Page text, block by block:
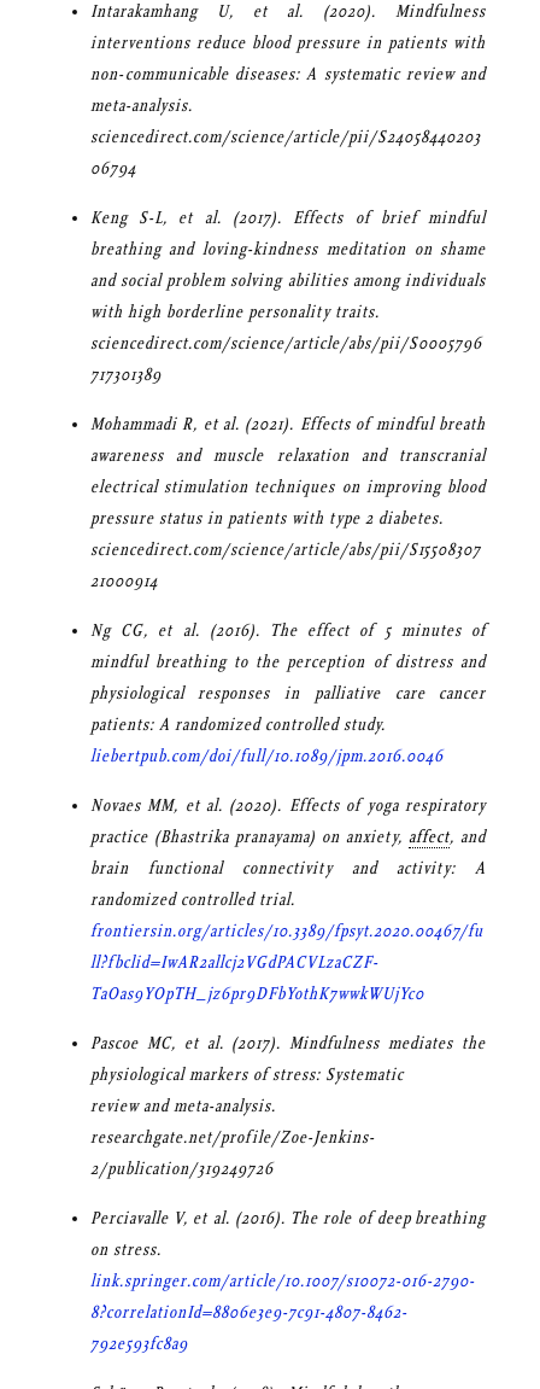
Intarakamhang U, et al. (2020). Mindfulness
interventions reduce blood pressure in patients with
non-communicable diseases: A systematic review and
meta-analysis.
sciencedirect.com/science/article/pii/S24058440203
06794
Keng S-L, et al. (2017). Effects of brief mindful
breathing and loving-kindness meditation on shame
and social problem solving abilities among individuals
with high borderline personality traits.
sciencedirect.com/science/article/abs/pii/S0005796
717301389
Mohammadi R, et al. (2021). Effects of mindful breath
awareness and muscle relaxation and transcranial
electrical stimulation techniques on improving blood
pressure status in patients with type 2 diabetes.
sciencedirect.com/science/article/abs/pii/S15508307
21000914
Ng CG, et al. (2016). The effect of 5 minutes of
mindful breathing to the perception of distress and
physiological responses in palliative care cancer
patients: A randomized controlled study.
liebertpub.com/doi/full/10.1089/jpm.2016.0046
Novaes MM, et al. (2020). Effects of yoga respiratory
practice (Bhastrika pranayama) on anxiety,affect, and
brain functional connectivity and activity: A
randomized controlled trial.
frontiersin.org/articles/10.3389/fpsyt.2020.00467/fu
ll?fbclid=IwAR2allcj2VGdPACVLzaCZF-
TaOas9YOpTH_jz6pr9DFbYothK7wwkWUjYc0
Pascoe MC, et al. (2017). Mindfulness mediates the
physiological markers of stress: Systematic
review and meta-analysis.
researchgate.net/profile/Zoe-Jenkins-
2/publication/319249726
Perciavalle V, et al. (2016). The role of deep breathing
on stress.
link.springer.com/article/10.1007/s10072-016-2790-
8?correlationId=8806e3e9-7c91-4807-8462-
792e593fc8a9